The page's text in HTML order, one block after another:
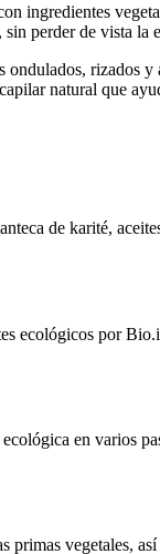
ingredientes
perder de vista la
ondulados, rizados
natural que
de karité,
ecológicos por
en varios
vegetales,